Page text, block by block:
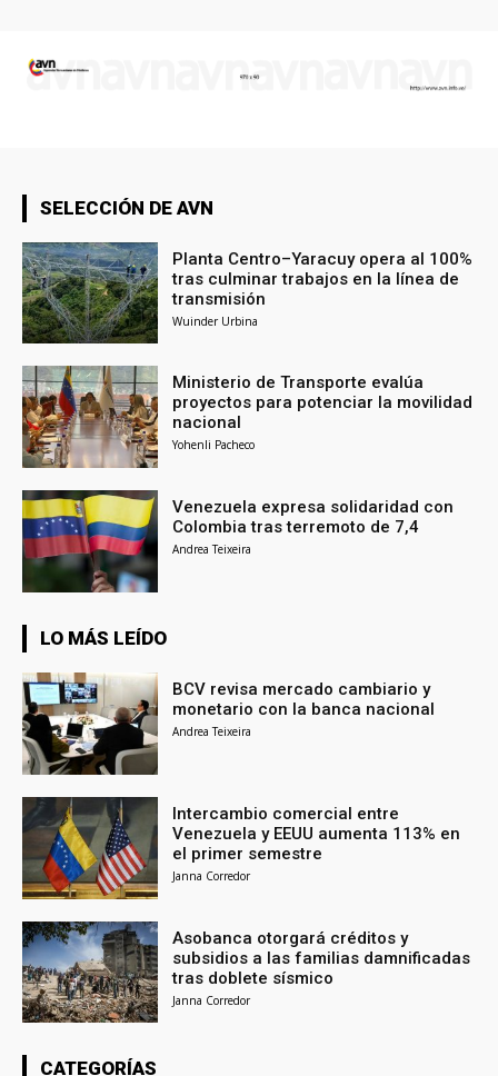
SELECCIÓN DE AVN
Planta Centro–Yaracuy opera al 100%
tras culminar trabajos en la línea de
transmisión
Wuinder Urbina
Ministerio de Transporte evalúa
proyectos para potenciar la movilidad
nacional
Yohenli Pacheco
Venezuela expresa solidaridad con
Colombia tras terremoto de 7,4
Andrea Teixeira
LO MÁS LEÍDO
BCV revisa mercado cambiario y
monetario con la banca nacional
Andrea Teixeira
Intercambio comercial entre
Venezuela y EEUU aumenta 113% en
el primer semestre
Janna Corredor
Asobanca otorgará créditos y
subsidios a las familias damnificadas
tras doblete sísmico
Janna Corredor
CATEGORÍAS